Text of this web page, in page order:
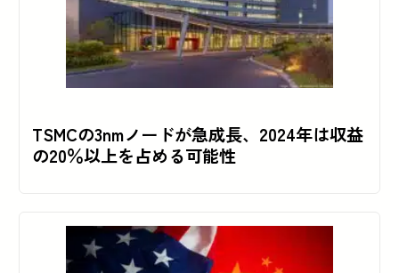
TSMCの3nmノードが急成長、2024年は収益
の20％以上を占める可能性